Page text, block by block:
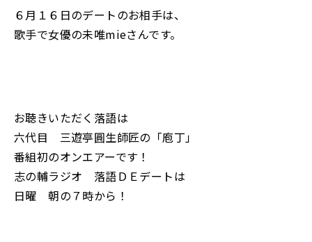
６月１６日のデートのお相手は、
歌手で女優の未唯mieさんです。
お聴きいただく落語は
六代目 三遊亭圓生師匠の「庖丁」
番組初のオンエアーです！
志の輔ラジオ 落語ＤＥデートは
日曜 朝の７時から！